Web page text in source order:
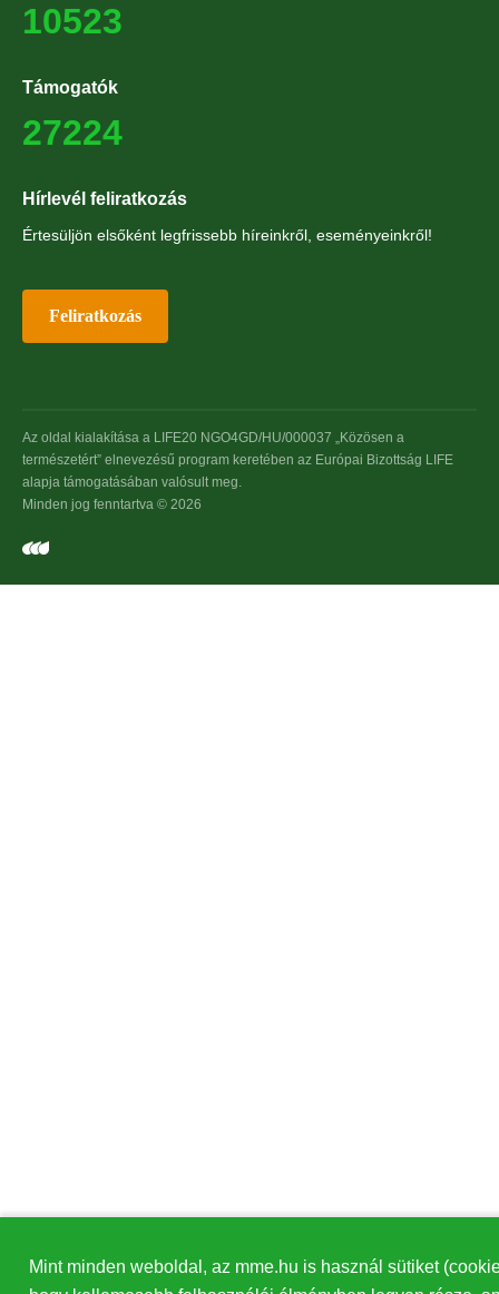
10523
Támogatók
27224
Hírlevél feliratkozás
Értesüljön elsőként legfrissebb híreinkről, eseményeinkről!
Feliratkozás
Az oldal kialakítása a LIFE20 NGO4GD/HU/000037 „Közösen a
természetért” elnevezésű program keretében az Európai Bizottság LIFE
alapja támogatásában valósult meg.
Minden jog fenntartva © 2026
Mint minden weboldal, az mme.hu is használ sütiket